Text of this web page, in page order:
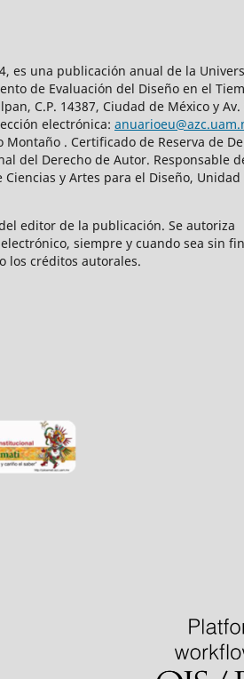
es una publicación anual de la
de Evaluación del Diseño en el
C.P. 14387, Ciudad de México y Av.
electrónica:
. Certificado de Reserva de
del Derecho de Autor. Responsable
y Artes para el Diseño, Unidad
editor de la publicación. Se autoriza
siempre y cuando sea sin
los créditos autorales.